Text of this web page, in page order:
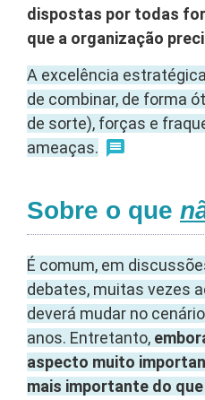
dispostas por todas
que a organização
A excelência
de combinar, de forma
de sorte), forças e
ameaças.
Sobre o que
É comum, em
debates, muitas vezes
deverá mudar no
anos. Entretanto,
aspecto muito
mais importante do que